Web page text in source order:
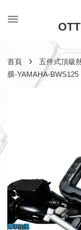
首頁 ›
五件式頂級
膜-YAMAHA-BWS125